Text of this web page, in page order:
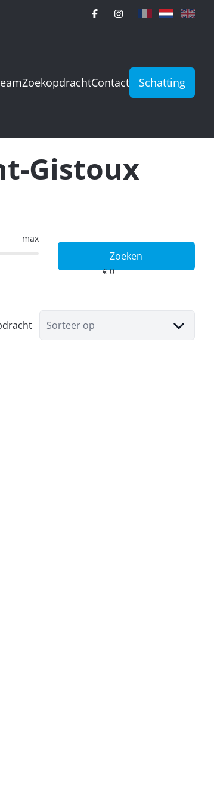
ZoekopdrachtContact Schatting
Gistoux
max
Zoeken
Sorteer op